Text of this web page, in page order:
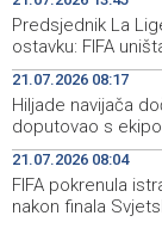
06:50 Najave
21:01
Vlada
vode, riječni
20:29
povratka u Premijer
Predsjednik La
ostavku: FIFA
21.07.2026 08:17
Hiljade navijača
doputovao s
21.07.2026 08:04
FIFA pokrenula
nakon finala